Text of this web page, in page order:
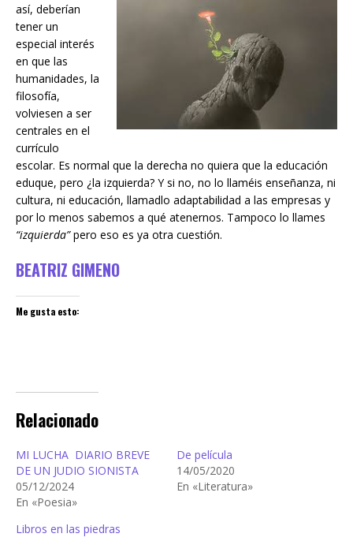
así, deberían
tener un
especial interés
en que las
humanidades, la
filosofía,
volviesen a ser
centrales en el
currículo
escolar. Es normal que la derecha no quiera que la educación
eduque, pero ¿la izquierda? Y si no, no lo llaméis enseñanza, ni
cultura, ni educación, llamadlo adaptabilidad a las empresas y
por lo menos sabemos a qué atenernos. Tampoco lo llames
“izquierda”pero eso es ya otra cuestión.
BEATRIZ GIMENO
Me gusta esto:
Relacionado
MI LUCHA DIARIO BREVE
DE UN JUDIO SIONISTA
05/12/2024
En «Poesia»
De película
14/05/2020
En «Literatura»
Libros en las piedras